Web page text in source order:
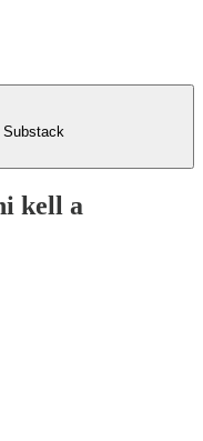
Substack
kell a